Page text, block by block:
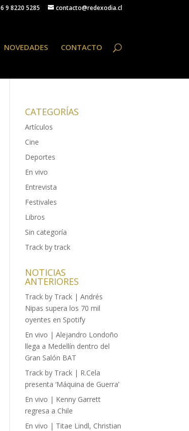
9 8220 5285 contacto@redexodia.cl
NOVEDADES CONTACTO
CATEGORÍAS
Artículos
Cine
Deportes
En vivo
Entrevista
Festivales
Libros
Sin categoría
Track by track
NOTICIAS
ANTERIORES
Track by Track | Andrés
Nipas supera los 70 mil
oyentes en Spotify
En vivo | Alejandro Londoño
llega a Medellín dentro del
Gran Salón BAT
Track by Track | R.Cela
presenta ‘Máquina de Guerra’
En vivo | Kenny Garrett
regresa a Chile
En vivo | Titae Lindl, Christian